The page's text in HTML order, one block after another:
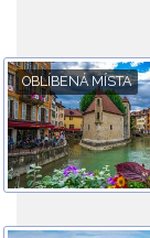
OBLÍBENÁ MÍSTA